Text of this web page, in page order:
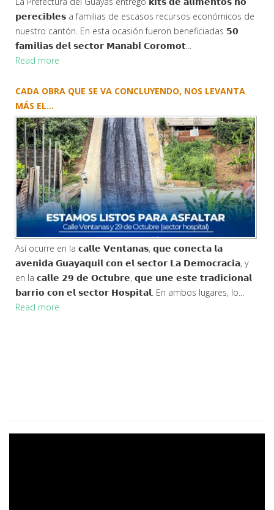
Hoy avanzamos con la 𝗶𝗻𝘀𝘁𝗮𝗹𝗮𝗰𝗶𝗼́𝗻 𝗱𝗲 𝗹𝗮 𝗰𝘂𝗯𝗶𝗲𝗿𝘁𝗮 𝗱𝗲 𝗹𝗮𝘀
𝗴𝗿𝗮𝗱𝗮𝘀, una obra que se suma a la 𝗰𝗼𝗻𝘀𝘁𝗿𝘂𝗰𝗰𝗶𝗼́𝗻 𝗱𝗲
𝗷𝘂𝗲𝗴𝗼𝘀 𝗶𝗻𝗳𝗮𝗻𝘁𝗶𝗹𝗲𝘀, 𝗺𝗮́𝗾𝘂𝗶𝗻𝗮𝘀 𝗱𝗲 𝗲𝗷𝗲𝗿𝗰𝗶𝗰𝗶𝗼𝘀, 𝗰𝗮𝗻𝗰𝗵𝗮
𝗰𝗼𝗻 𝗰𝗲𝗿𝗿𝗮𝗺𝗶𝗲𝗻𝘁𝗼, 𝗯𝗮𝘁𝗲𝗿𝗶́𝗮𝘀 𝘀𝗮𝗻𝗶𝘁𝗮𝗿𝗶𝗮𝘀 𝘆 𝗰𝗮...
SALUDAMOS A SAN JACINTO DE YAGUACHI EN SUS 143
AÑOS...
Expresamos nuestras más sinceras felicitaciones a su
𝗴𝗲𝗻𝘁𝗲 𝘁𝗿𝗮𝗯𝗮𝗷𝗮𝗱𝗼𝗿𝗮 y a sus autoridades, deseándoles que
continúen 𝗮𝘃𝗮𝗻𝘇𝗮𝗻𝗱𝗼 𝗽𝗼𝗿 𝗲𝗹 𝗰𝗮𝗺𝗶𝗻𝗼 𝗱𝗲𝗹 𝗱𝗲𝘀𝗮𝗿𝗿𝗼𝗹𝗹𝗼, 𝗹𝗮
𝘂𝗻𝗶𝗱𝗮𝗱 𝘆 𝗲𝗹 𝗽𝗿𝗼𝗴𝗿𝗲𝘀𝗼. ¡𝗙𝗲𝗹𝗶𝘇 𝗮𝗻𝗶𝘃𝗲𝗿𝘀...